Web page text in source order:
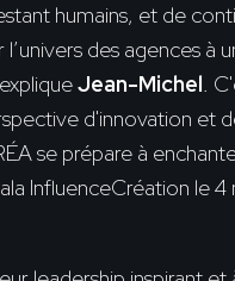
humains, et de
l’univers des agences à
Jean-Michel.
d'innovation et
se prépare à
InfluenceCréation le 4